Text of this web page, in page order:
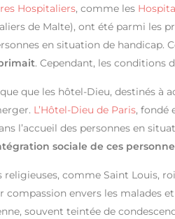
Hospitaliers, comme les
de Malte), ont été parmi les
en situation de handicap.
. Cependant, les conditions
que les hôtel-Dieu, destinés à
L’Hôtel-Dieu de Paris, fondé
l’accueil des personnes en
sociale de ces
religieuses, comme Saint Louis,
compassion envers les malades
souvent teintée de